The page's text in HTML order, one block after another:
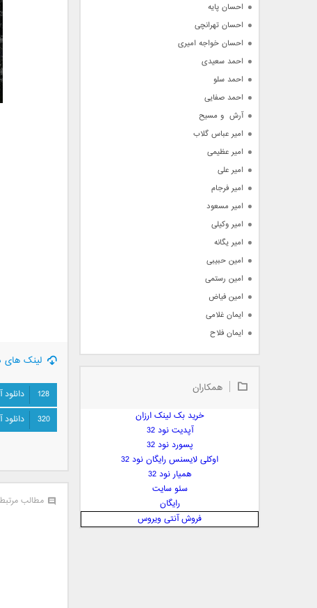
لینک های
128
دانلود
320
دانلود
مطالب مرتبط
احسان پایه
احسان تهرانچی
احسان خواجه امیری
احمد سعیدی
احمد سلو
احمد صفایی
آرش  و مسیح
امیر عباس گلاب
امیر عظیمی
امیر علی
امیر فرجام
امیر مسعود
امیر وکیلی
امیر یگانه
امین حبیبی
امین رستمی
امین فیاض
ایمان غلامی
ایمان فلاح
بابک جهانبخش
بابک مافی
بهنام صفوی
پارسا چیلیک
همکاران
خرید بک لینک ارزان
آپدیت نود 32
پسورد نود 32
اوکلی لایسنس رایگان نود 32
همیار نود 32
سئو سایت
رایگان
فروش آنتی ویروس